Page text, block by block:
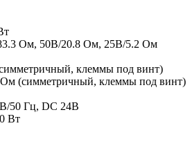
Ом, 50В/20.8 Ом, 25В/5.2 Ом
клеммы под винт)
(симметричный, клеммы под винт)
50 Гц, DC 24В
Вт